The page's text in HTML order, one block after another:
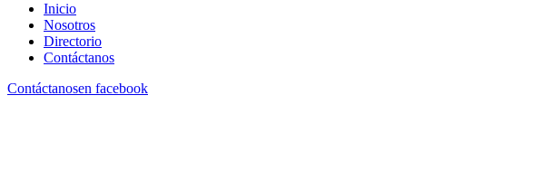
Inicio
Nosotros
Directorio
Contáctanos
Contáctanosen facebook